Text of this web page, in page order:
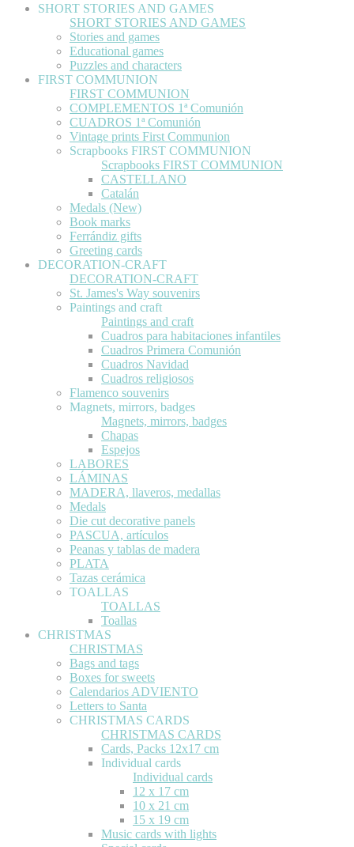
SHORT STORIES AND GAMES
SHORT STORIES AND GAMES
Stories and games
Educational games
Puzzles and characters
FIRST COMMUNION
FIRST COMMUNION
COMPLEMENTOS 1ª Comunión
CUADROS 1ª Comunión
Vintage prints First Communion
Scrapbooks FIRST COMMUNION
Scrapbooks FIRST COMMUNION
CASTELLANO
Catalán
Medals (New)
Book marks
Ferrándiz gifts
Greeting cards
DECORATION-CRAFT
DECORATION-CRAFT
St. James's Way souvenirs
Paintings and craft
Paintings and craft
Cuadros para habitaciones infantiles
Cuadros Primera Comunión
Cuadros Navidad
Cuadros religiosos
Flamenco souvenirs
Magnets, mirrors, badges
Magnets, mirrors, badges
Chapas
Espejos
LABORES
LÁMINAS
MADERA, llaveros, medallas
Medals
Die cut decorative panels
PASCUA, artículos
Peanas y tablas de madera
PLATA
Tazas cerámica
TOALLAS
TOALLAS
Toallas
CHRISTMAS
CHRISTMAS
Bags and tags
Boxes for sweets
Calendarios ADVIENTO
Letters to Santa
CHRISTMAS CARDS
CHRISTMAS CARDS
Cards, Packs 12x17 cm
Individual cards
Individual cards
12 x 17 cm
10 x 21 cm
15 x 19 cm
Music cards with lights